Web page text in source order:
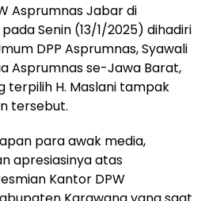
Asprumnas Jabar di
Senin (13/1/2025) dihadiri
DPP Asprumnas, Syawali
Asprumnas se-Jawa Barat,
terpilih H. Maslani tampak
tersebut.
para awak media,
apresiasinya atas
Kantor DPW